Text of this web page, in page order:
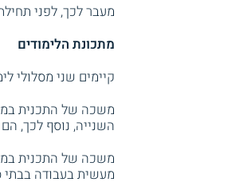
מעבר לכך, לפני
מתכונת הלימודים
קיימים שני מסלולי
השנייה, נוסף לכך,
משכה של התכנית
מעשית בעבודה בבתי